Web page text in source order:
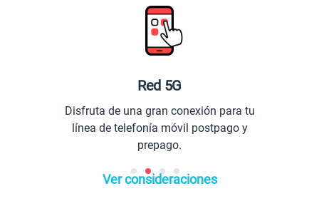
Red 5G
Disfruta de una gran conexión para tu
línea de telefonía móvil postpago y
prepago.
Ver consideraciones